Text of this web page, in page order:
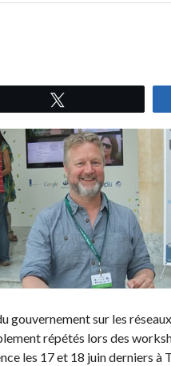
gouvernement sur les
répétés lors des
les 17 et 18 juin derniers à